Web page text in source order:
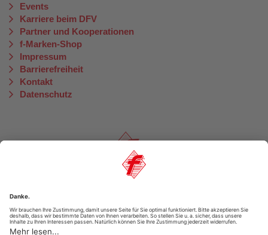
Events
Karriere beim DFV
Partner und Kooperationen
f-Marken-Shop
Impressum
Barrierefreiheit
Kontakt
Datenschutz